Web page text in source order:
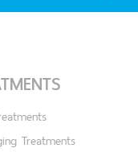
Treatments